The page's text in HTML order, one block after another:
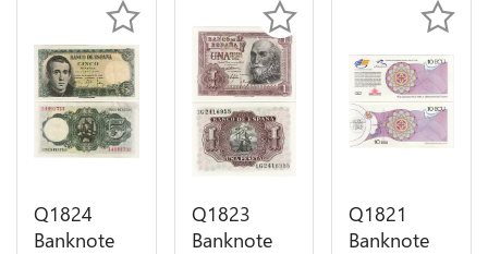
Q1824
Banknote
Q1823
Banknote
Q1821
Banknote